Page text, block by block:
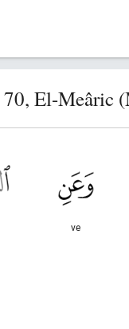
70, El-Meâric
ve